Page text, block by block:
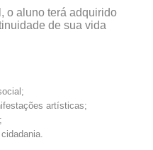
o aluno terá adquirido
de sua vida
artísticas;